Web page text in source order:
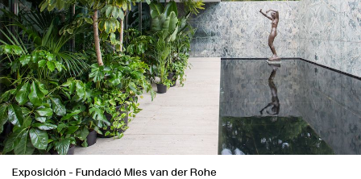
Index
Exposición - Fundació Mies van der Rohe